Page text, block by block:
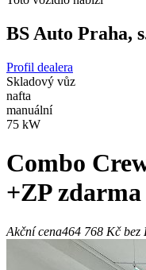
BS Auto Praha,
Profil dealera
Skladový vůz
nafta
manuální
75 kW
Combo
+ZP zdarma
Akční cena464 768 Kčbez